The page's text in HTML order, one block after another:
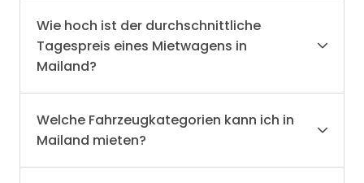
Wie hoch ist der durchschnittliche
Tagespreis eines Mietwagens in
Mailand?
Welche Fahrzeugkategorien kann ich in
Mailand mieten?